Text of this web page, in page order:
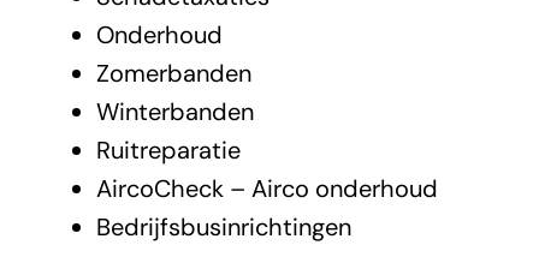
Onderhoud
Zomerbanden
Winterbanden
Ruitreparatie
AircoCheck – Airco onderhoud
Bedrijfsbusinrichtingen